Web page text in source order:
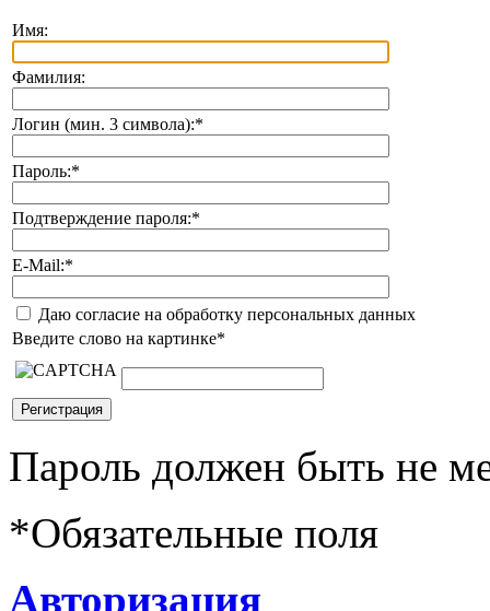
Имя:
Фамилия:
Логин (мин. 3 символа):*
Пароль:*
Подтверждение пароля:*
E-Mail:*
Даю согласие на обработку персональных данных
Введите слово на картинке*
Пароль должен быть не
*Обязательные поля
Авторизация